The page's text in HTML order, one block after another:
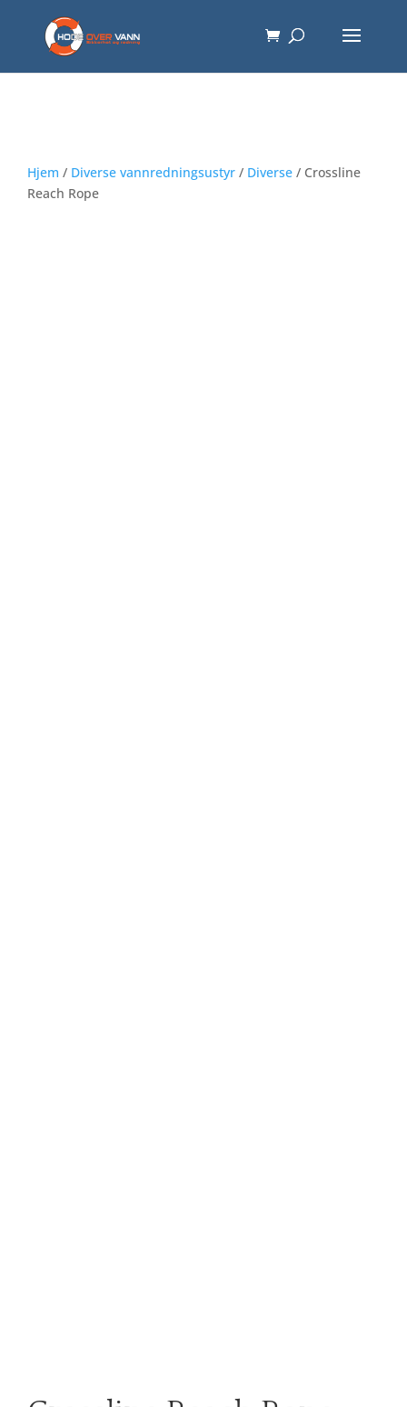
Hjem / Diverse vannredningsustyr / Diverse / Crossline
Reach Rope